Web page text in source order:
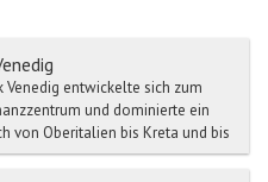
Venedig entwickelte sich zum
und dominierte ein
von Oberitalien bis Kreta und bis
Na...